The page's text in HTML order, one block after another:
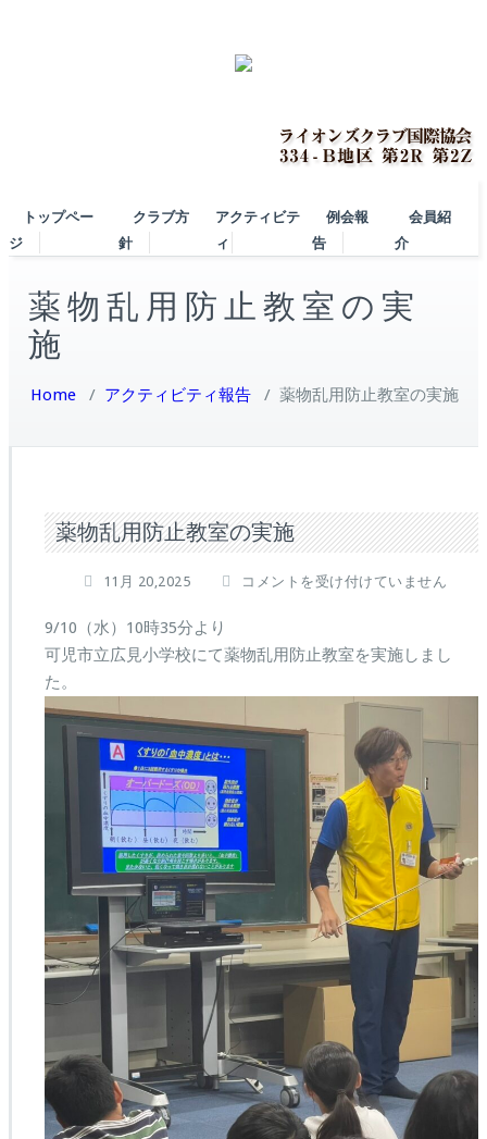
トップペー
ジ
クラブ方
針
アクティビテ
ィ
例会報
告
会員紹
介
薬物乱用防止教室の実
施
Home / アクティビティ報告 / 薬物乱用防止教室の実施
薬物乱用防止教室の実施
11月 20,2025
薬
用
防
室
の
施
は
コメントを受け付けていません
9/10（水）10時35分より
可児市立広見小学校にて薬物乱用防止教室を実施しまし
た。